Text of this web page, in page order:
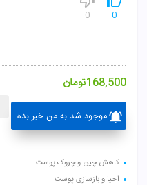
0
0
168,500تومان
موجود شد به من خبر بده
کاهش چین و چروک پوست
احیا و بازسازی پوست